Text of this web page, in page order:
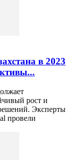
в 2023
рост и
Эксперты
провели